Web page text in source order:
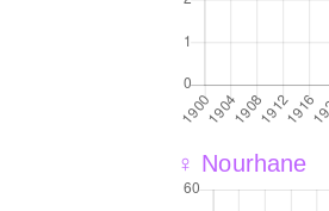
♀ Nourhane